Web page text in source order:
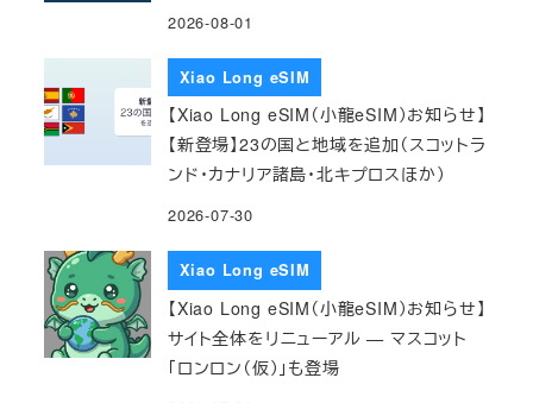
2026-08-01
Xiao Long eSIM
【Xiao Long eSIM（小龍eSIM）お知らせ】
【新登場】23の国と地域を追加（スコットラ
ンド・カナリア諸島・北キプロスほか）
2026-07-30
Xiao Long eSIM
【Xiao Long eSIM（小龍eSIM）お知らせ】
サイト全体をリニューアル — マスコット
「ロンロン（仮）」も登場